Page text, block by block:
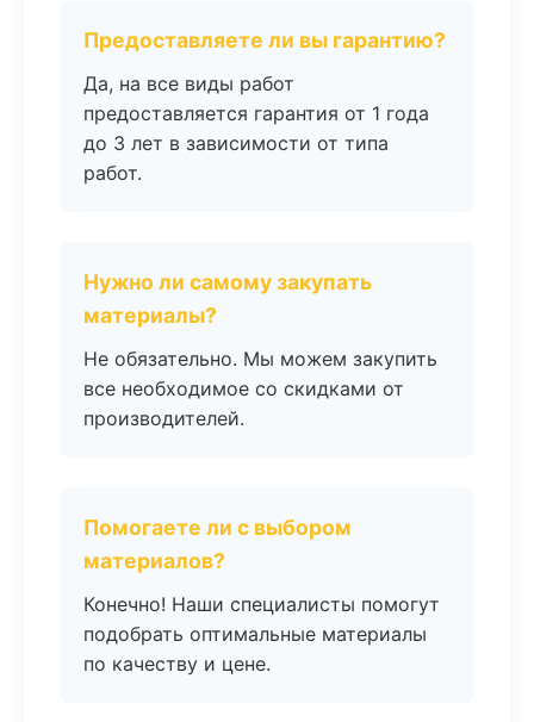
Предоставляете ли вы гарантию?
Да, на все виды работ
предоставляется гарантия от 1 года
до 3 лет в зависимости от типа
работ.
Нужно ли самому закупать
материалы?
Не обязательно. Мы можем закупить
все необходимое со скидками от
производителей.
Помогаете ли с выбором
материалов?
Конечно! Наши специалисты помогут
подобрать оптимальные материалы
по качеству и цене.